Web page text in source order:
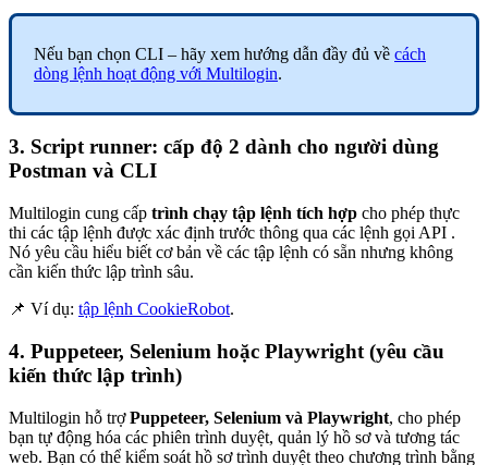
Nếu bạn chọn CLI – hãy xem hướng dẫn đầy đủ về cách
dòng lệnh hoạt động với Multilogin.
3. Script runner: cấp độ 2 dành cho người dùng
Postman và CLI
Multilogin cung cấp trình chạy tập lệnh tích hợp cho phép thực
thi các tập lệnh được xác định trước thông qua các lệnh gọi API .
Nó yêu cầu hiểu biết cơ bản về các tập lệnh có sẵn nhưng không
cần kiến thức lập trình sâu.
📌 Ví dụ: tập lệnh CookieRobot.
4. Puppeteer, Selenium hoặc Playwright (yêu cầu
kiến thức lập trình)
Multilogin hỗ trợPuppeteer, Selenium và Playwright, cho phép
bạn tự động hóa các phiên trình duyệt, quản lý hồ sơ và tương tác
web. Bạn có thể kiểm soát hồ sơ trình duyệt theo chương trình bằng